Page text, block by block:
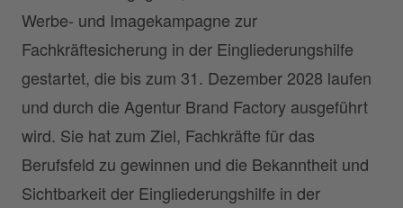
Werbe- und Imagekampagne zur
Fachkräftesicherung in der Eingliederungshilfe
gestartet, die bis zum 31. Dezember 2028 laufen
und durch die Agentur Brand Factory ausgeführt
wird. Sie hat zum Ziel, Fachkräfte für das
Berufsfeld zu gewinnen und die Bekanntheit und
Sichtbarkeit der Eingliederungshilfe in der